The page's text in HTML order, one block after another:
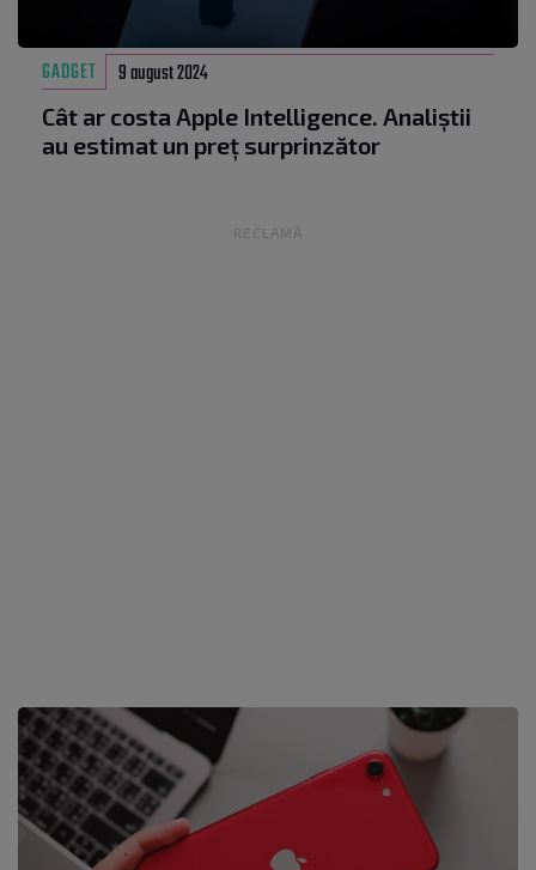
GADGET 9 august 2024
Cât ar costa Apple Intelligence. Analiștii
au estimat un preț surprinzător
RECLAMĂ